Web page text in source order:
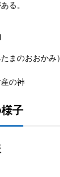
る。
まのおおかみ）
の神
子